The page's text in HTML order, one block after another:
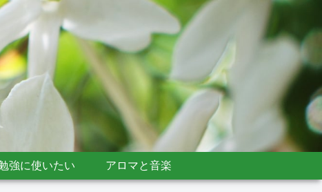
強に使いたい アロマと音楽